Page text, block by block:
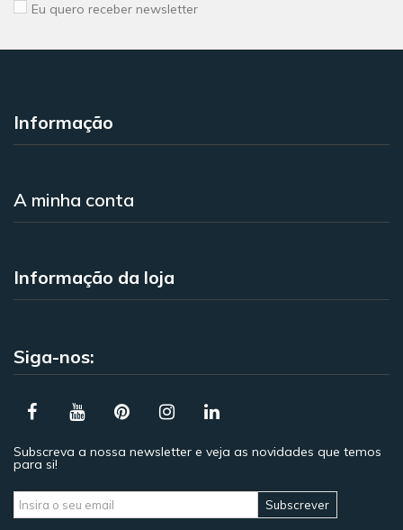
Eu quero receber newsletter
Informação
A minha conta
Informação da loja
Siga-nos:
Subscreva a nossa newsletter e veja as novidades que temos
para si!
Subscrever